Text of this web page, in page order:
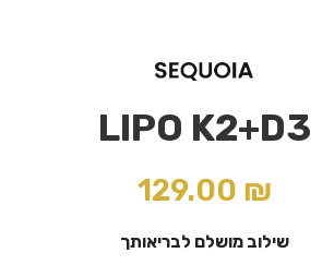
LIPO K2+D3
129.00 ₪
שילוב מושלם לבריאותך